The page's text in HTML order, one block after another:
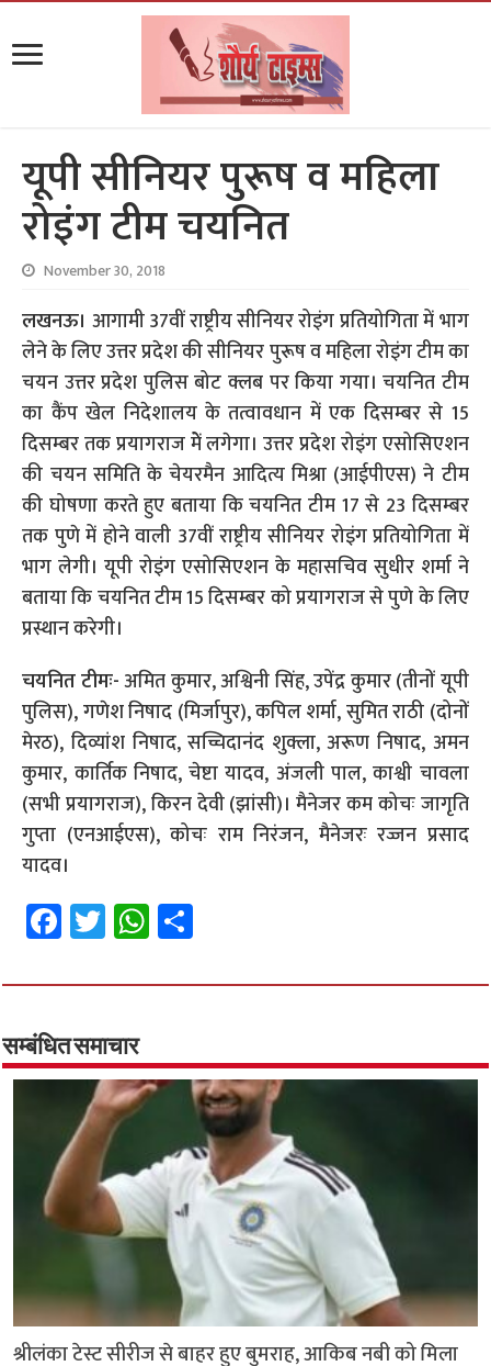
यूपी सीनियर पुरूष व महिला
रोइंग टीम चयनित
November 30, 2018
लखनऊ। आगामी 37वीं राष्ट्रीय सीनियर रोइंग प्रतियोगिता में भाग
लेने के लिए उत्तर प्रदेश की सीनियर पुरूष व महिला रोइंग टीम का
चयन उत्तर प्रदेश पुलिस बोट क्लब पर किया गया। चयनित टीम
का कैंप खेल निदेशालय के तत्वावधान में एक दिसम्बर से 15
दिसम्बर तक प्रयागराज मेें लगेगा। उत्तर प्रदेश रोइंग एसोसिएशन
की चयन समिति के चेयरमैन आदित्य मिश्रा (आईपीएस) ने टीम
की घोषणा करते हुए बताया कि चयनित टीम 17 से 23 दिसम्बर
तक पुणे में होने वाली 37वीं राष्ट्रीय सीनियर रोइंग प्रतियोगिता में
भाग लेगी। यूपी रोइंग एसोसिएशन के महासचिव सुधीर शर्मा ने
बताया कि चयनित टीम 15 दिसम्बर को प्रयागराज से पुणे के लिए
प्रस्थान करेगी।
चयनित टीमः-अमित कुमार, अश्विनी सिंह, उपेंद्र कुमार (तीनों यूपी
पुलिस), गणेश निषाद (मिर्जापुर), कपिल शर्मा, सुमित राठी (दोनों
मेरठ), दिव्यांश निषाद, सच्चिदानंद शुक्ला, अरूण निषाद, अमन
कुमार, कार्तिक निषाद, चेष्टा यादव, अंजली पाल, काश्वी चावला
(सभी प्रयागराज), किरन देवी (झांसी)। मैनेजर कम कोचः जागृति
गुप्ता (एनआईएस), कोचः राम निरंजन, मैनेजरः रज्जन प्रसाद
यादव।
Fa
ce
b
o
o
k
T
wi
tt
er
W
h
at
p
p
ar
सम्बंधित समाचार
श्रीलंका टेस्ट सीरीज से बाहर हुए बुमराह, आकिब नबी को मिला